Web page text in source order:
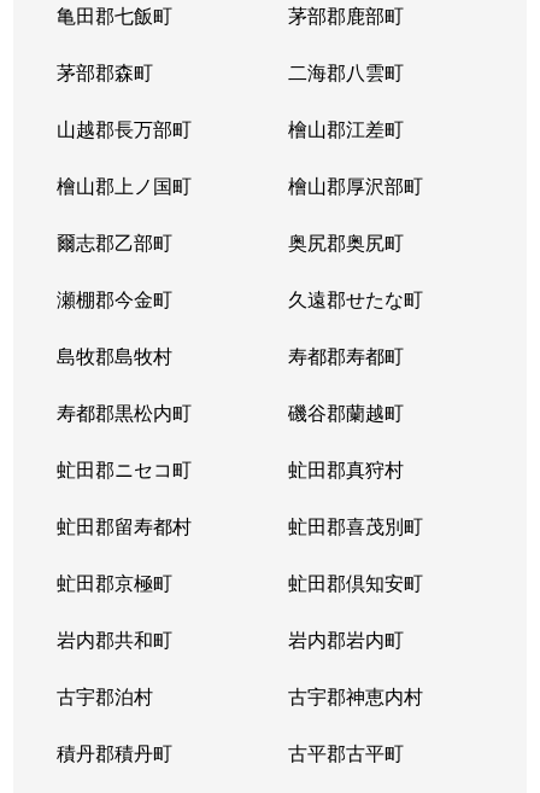
亀田郡七飯町 茅部郡鹿部町
茅部郡森町 二海郡八雲町
山越郡長万部町 檜山郡江差町
檜山郡上ノ国町 檜山郡厚沢部町
爾志郡乙部町 奥尻郡奥尻町
瀬棚郡今金町 久遠郡せたな町
島牧郡島牧村 寿都郡寿都町
寿都郡黒松内町 磯谷郡蘭越町
虻田郡ニセコ町 虻田郡真狩村
虻田郡留寿都村 虻田郡喜茂別町
虻田郡京極町 虻田郡倶知安町
岩内郡共和町 岩内郡岩内町
古宇郡泊村 古宇郡神恵内村
積丹郡積丹町 古平郡古平町